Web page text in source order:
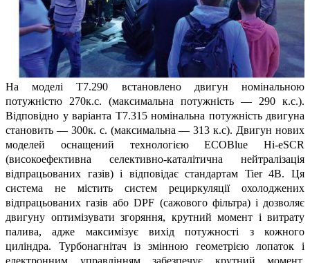
На моделі T7.290 встановлено двигун номінальною
потужністю 270к.с. (максимальна потужність — 290 к.с.).
Відповідно у варіанта T7.315 номінальна потужність двигуна
становить — 300к. с. (максимальна — 313 к.с). Двигун нових
моделей оснащений технологією ECOBlue Hi-eSCR
(високоефективна селективно-каталітична нейтралізація
відпрацьованих газів) і відповідає стандартам Tier 4B. Ця
система не містить систем рециркуляції охолоджених
відпрацьованих газів або DPF (сажового фільтра) і дозволяє
двигуну оптимізувати згоряння, крутний момент і витрату
палива, адже максимізує вихід потужності з кожного
циліндра. Турбонагнітач із змінною геометрією лопаток і
електронним управлінням забезпечує крутний момент,